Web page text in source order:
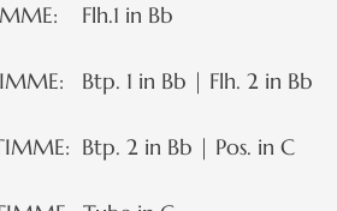
Flh.1 in Bb
Btp. 1 in Bb | Flh. 2 in Bb
Btp. 2 in Bb | Pos. in C